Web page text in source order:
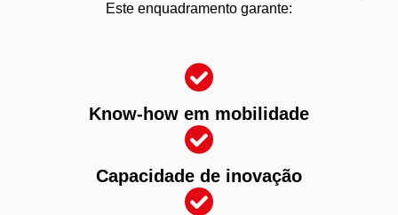
Este enquadramento garante:
Know-how em mobilidade
Capacidade de inovação